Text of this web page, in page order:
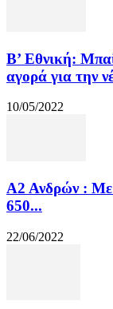
Β’ Εθνική:
αγορά για την
10/05/2022
Α2 Ανδρών : Με
650...
22/06/2022